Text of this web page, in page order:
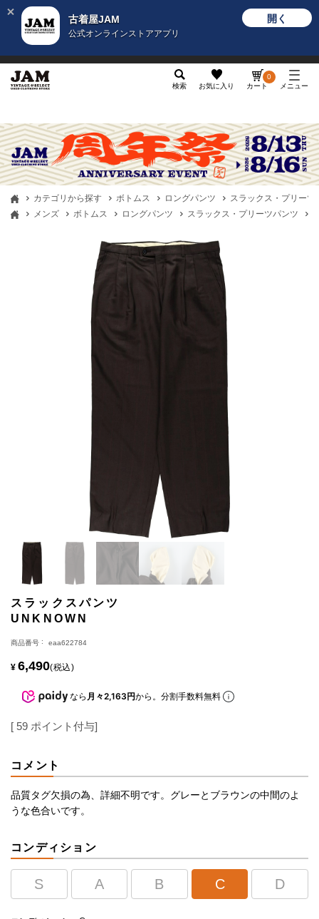
古着屋JAM
公式オンラインストアアプリ
開く
検索 お気に入り カート
0
メニュー
カテゴリから探す ボトムス ロングパンツ
スラックス・プリーツ
メンズ
ボトムス ロングパンツ スラックス・プリーツパンツ
スラックスパンツ
UNKNOWN
商品番号 eaa622784
¥ 6,490 税込
なら 月々2,163円から。分割手数料無料
[ 59 ポイント付与]
コメント
品質タグ欠損の為、詳細不明です。グレーとブラウンの中間のよ
うな色合いです。
コンディション
S A B C D